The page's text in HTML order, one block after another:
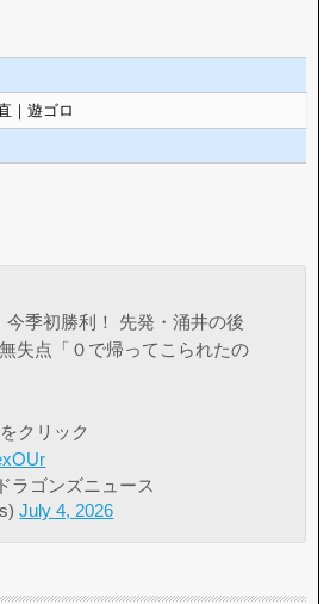
｜遊ゴロ
今季初勝利！ 先発・涌井の後
失点「０で帰ってこられたの
クリック
ラゴンズニュース
July 4, 2026